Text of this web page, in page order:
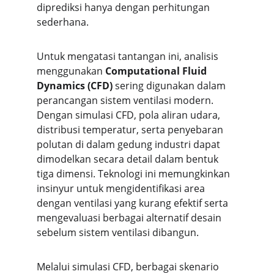
diprediksi hanya dengan perhitungan
sederhana.
Untuk mengatasi tantangan ini, analisis
menggunakan Computational Fluid
Dynamics (CFD) sering digunakan dalam
perancangan sistem ventilasi modern.
Dengan simulasi CFD, pola aliran udara,
distribusi temperatur, serta penyebaran
polutan di dalam gedung industri dapat
dimodelkan secara detail dalam bentuk
tiga dimensi. Teknologi ini memungkinkan
insinyur untuk mengidentifikasi area
dengan ventilasi yang kurang efektif serta
mengevaluasi berbagai alternatif desain
sebelum sistem ventilasi dibangun.
Melalui simulasi CFD, berbagai skenario